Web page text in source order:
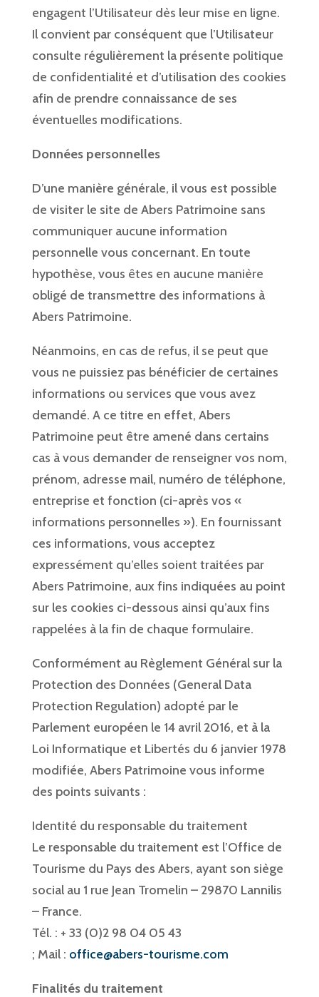
engagent l’Utilisateur dès leur mise en ligne.
Il convient par conséquent que l’Utilisateur
consulte régulièrement la présente politique
de confidentialité et d’utilisation des cookies
afin de prendre connaissance de ses
éventuelles modifications.
Données personnelles
D’une manière générale, il vous est possible
de visiter le site de Abers Patrimoine sans
communiquer aucune information
personnelle vous concernant. En toute
hypothèse, vous êtes en aucune manière
obligé de transmettre des informations à
Abers Patrimoine.
Néanmoins, en cas de refus, il se peut que
vous ne puissiez pas bénéficier de certaines
informations ou services que vous avez
demandé. A ce titre en effet, Abers
Patrimoine peut être amené dans certains
cas à vous demander de renseigner vos nom,
prénom, adresse mail, numéro de téléphone,
entreprise et fonction (ci-après vos «
informations personnelles »). En fournissant
ces informations, vous acceptez
expressément qu’elles soient traitées par
Abers Patrimoine, aux fins indiquées au point
sur les cookies ci-dessous ainsi qu’aux fins
rappelées à la fin de chaque formulaire.
Conformément au Règlement Général sur la
Protection des Données (General Data
Protection Regulation) adopté par le
Parlement européen le 14 avril 2016, et à la
Loi Informatique et Libertés du 6 janvier 1978
modifiée, Abers Patrimoine vous informe
des points suivants :
Identité du responsable du traitement
Le responsable du traitement est l’Office de
Tourisme du Pays des Abers, ayant son siège
social au 1 rue Jean Tromelin – 29870 Lannilis
– France.
Tél. : + 33 (0)2 98 04 05 43
; Mail : office@abers-tourisme.com
Finalités du traitement